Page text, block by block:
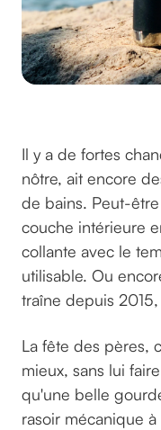
Il y a de fortes
nôtre, ait encore
de bains. Peut-
couche intérieure
collante avec le
utilisable. Ou
traîne depuis
La fête des pères,
mieux, sans lui
qu'une belle
rasoir mécanique